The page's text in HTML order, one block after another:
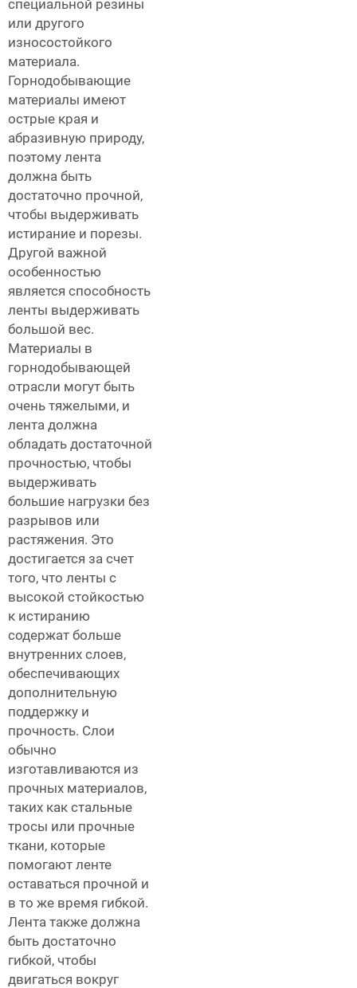
специальной резины
или другого
износостойкого
материала.
Горнодобывающие
материалы имеют
острые края и
абразивную природу,
поэтому лента
должна быть
достаточно прочной,
чтобы выдерживать
истирание и порезы.
Другой важной
особенностью
является способность
ленты выдерживать
большой вес.
Материалы в
горнодобывающей
отрасли могут быть
очень тяжелыми, и
лента должна
обладать достаточной
прочностью, чтобы
выдерживать
большие нагрузки без
разрывов или
растяжения. Это
достигается за счет
того, что ленты с
высокой стойкостью
к истиранию
содержат больше
внутренних слоев,
обеспечивающих
дополнительную
поддержку и
прочность. Слои
обычно
изготавливаются из
прочных материалов,
таких как стальные
тросы или прочные
ткани, которые
помогают ленте
оставаться прочной и
в то же время гибкой.
Лента также должна
быть достаточно
гибкой, чтобы
двигаться вокруг